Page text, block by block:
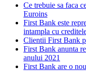
Ce trebuie sa faca
Euroins
First Bank este
intampla cu
Clientii First Bank
First Bank anunta
anului 2021
First Bank are o